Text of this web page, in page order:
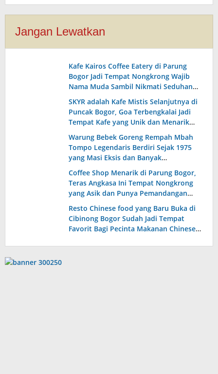
Jangan Lewatkan
Kafe Kairos Coffee Eatery di Parung
Bogor Jadi Tempat Nongkrong Wajib
Nama Muda Sambil Nikmati Seduhan
Aneka Biji Kopi Pilihan Asli Nusantara
yang Enak!
SKYR adalah Kafe Mistis Selanjutnya di
Puncak Bogor, Goa Terbengkalai Jadi
Tempat Kafe yang Unik dan Menarik
dengan Pemandangan yang Indah!
Warung Bebek Goreng Rempah Mbah
Tompo Legendaris Berdiri Sejak 1975
yang Masi Eksis dan Banyak
Peminatnya Sampai Sekarang!
Coffee Shop Menarik di Parung Bogor,
Teras Angkasa Ini Tempat Nongkrong
yang Asik dan Punya Pemandangan
Indah Setiap Lantainya
Resto Chinese food yang Baru Buka di
Cibinong Bogor Sudah Jadi Tempat
Favorit Bagi Pecinta Makanan Chinese
Homey Banget!